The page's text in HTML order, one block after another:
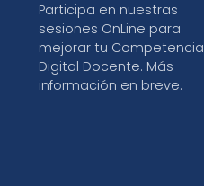
Participa en nuestras
sesiones OnLine para
mejorar tu Competencia
Digital Docente. Más
información en breve.